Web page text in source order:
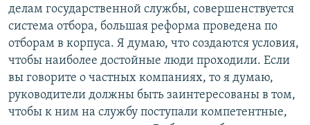
делам государственной службы, совершенствуется
система отбора, большая реформа проведена по
отборам в корпуса. Я думаю, что создаются условия,
чтобы наиболее достойные люди проходили. Если
вы говорите о частных компаниях, то я думаю,
руководители должны быть заинтересованы в том,
чтобы к ним на службу поступали компетентные,